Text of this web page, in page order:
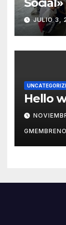
JULIO 3,
Hello